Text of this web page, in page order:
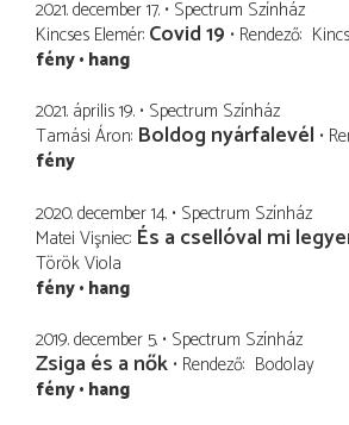
2021. december 17. Spectrum Színház
Kincses Elemér Covid 19 Rendező
fény hang
2021. április 19. Spectrum Színház
Tamási Áron Boldog nyárfalevél
fény
2020. december 14. Spectrum Színház
Matei Vişniec És a csellóval mi
Török Viola
fény hang
2019. december 5. Spectrum Színház
Zsiga és a nők Rendező Bodolay
fény hang